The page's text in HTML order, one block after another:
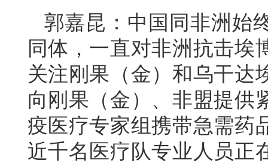
郭嘉昆：中国同非洲始
同体，一直对非洲抗击埃
关注刚果（金）和乌干达
向刚果（金）、非盟提供
疫医疗专家组携带急需药
近千名医疗队专业人员正